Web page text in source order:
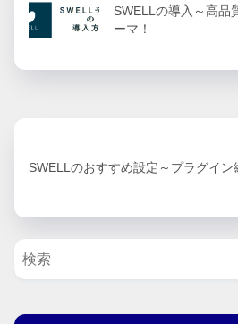
SWELLの導入～高品
ーマ！
SWELLのおすすめ設定～プラグイン